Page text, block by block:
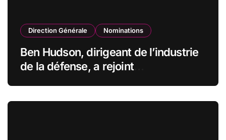
Direction Générale Nominations
Ben Hudson, dirigeant de l’industrie
de la défense, a rejoint